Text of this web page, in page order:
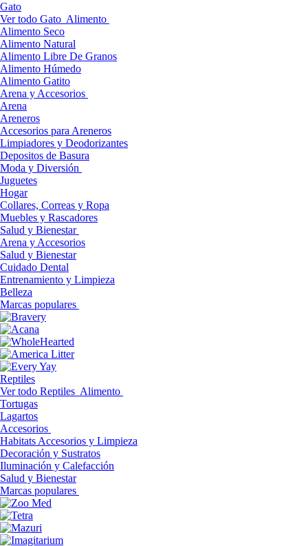
Gato
Ver todo Gato Alimento
Alimento Seco
Alimento Natural
Alimento Libre De Granos
Alimento Húmedo
Alimento Gatito
Arena y Accesorios
Arena
Areneros
Accesorios para Areneros
Limpiadores y Deodorizantes
Depositos de Basura
Moda y Diversión
Juguetes
Hogar
Collares, Correas y Ropa
Muebles y Rascadores
Salud y Bienestar
Arena y Accesorios
Salud y Bienestar
Cuidado Dental
Entrenamiento y Limpieza
Belleza
Marcas populares
Reptiles
Ver todo Reptiles Alimento
Tortugas
Lagartos
Accesorios
Habitats Accesorios y Limpieza
Decoración y Sustratos
Iluminación y Calefacción
Salud y Bienestar
Marcas populares